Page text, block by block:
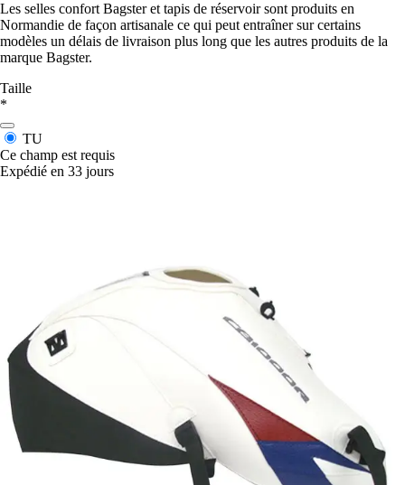
Les selles confort Bagster et tapis de réservoir sont produits en
Normandie de façon artisanale ce qui peut entraîner sur certains
modèles un délais de livraison plus long que les autres produits de la
marque Bagster.
Taille
*
TU
Ce champ est requis
Expédié en 33 jours